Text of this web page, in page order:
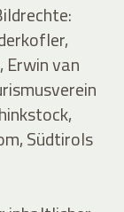
Erwin van
Südtirols